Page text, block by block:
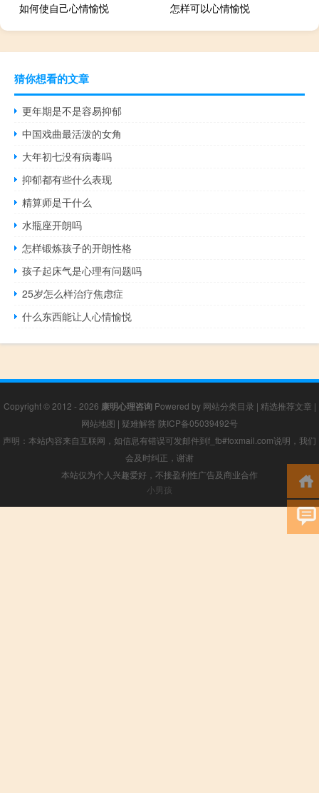
如何使自己心情愉悦
怎样可以心情愉悦
猜你想看的文章
更年期是不是容易抑郁
中国戏曲最活泼的女角
大年初七没有病毒吗
抑郁都有些什么表现
精算师是干什么
水瓶座开朗吗
怎样锻炼孩子的开朗性格
孩子起床气是心理有问题吗
25岁怎么样治疗焦虑症
什么东西能让人心情愉悦
Copyright © 2012 - 2026 康明心理咨询Powered by 网站分类目录 | 精选推荐文章 |
网站地图 | 疑难解答 陕ICP备05039492号
声明：本站内容来自互联网，如信息有错误可发邮件到f_fb#foxmail.com说明，我们
会及时纠正，谢谢
本站仅为个人兴趣爱好，不接盈利性广告及商业合作
小男孩